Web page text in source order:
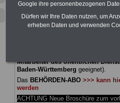
BEHÖRDEN-ABOmit 3 Ratgebern
25,00 Euro: Wissenswertes für
und Beamte, Beamten-
Mitarbeiter des öffentlichen
Baden-Württemberg geeignet).
Das BEHÖRDEN-ABO >>> kann
werden
ACHTUNG Neue Broschüre zum
Google ihre personenbezogenen
Dürfen wir Ihre Daten nutzen, um
erheben Daten und verwenden